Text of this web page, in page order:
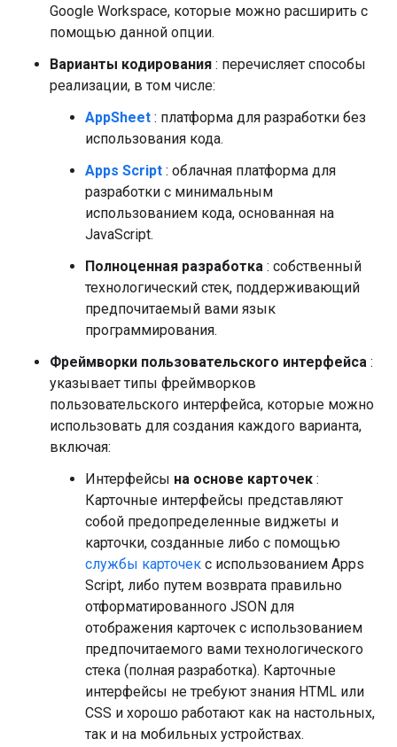
Google Workspace, которые можно расширить с
помощью данной опции.
Варианты кодирования : перечисляет способы
реализации, в том числе:
AppSheet : платформа для разработки без
использования кода.
Apps Script : облачная платформа для
разработки с минимальным
использованием кода, основанная на
JavaScript.
Полноценная разработка : собственный
технологический стек, поддерживающий
предпочитаемый вами язык
программирования.
Фреймворки пользовательского интерфейса :
указывает типы фреймворков
пользовательского интерфейса, которые можно
использовать для создания каждого варианта,
включая:
Интерфейсы на основе карточек :
Карточные интерфейсы представляют
собой предопределенные виджеты и
карточки, созданные либо с помощью
службы карточек с использованием Apps
Script, либо путем возврата правильно
отформатированного JSON для
отображения карточек с использованием
предпочитаемого вами технологического
стека (полная разработка). Карточные
интерфейсы не требуют знания HTML или
CSS и хорошо работают как на настольных,
так и на мобильных устройствах.